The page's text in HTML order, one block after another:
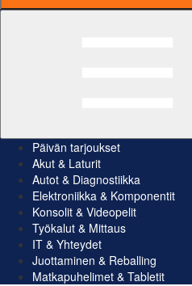
Päivän tarjoukset
Akut & Laturit
Autot & Diagnostiikka
Elektroniikka & Komponentit
Konsolit & Videopelit
Työkalut & Mittaus
IT & Yhteydet
Juottaminen & Reballing
Matkapuhelimet & Tabletit